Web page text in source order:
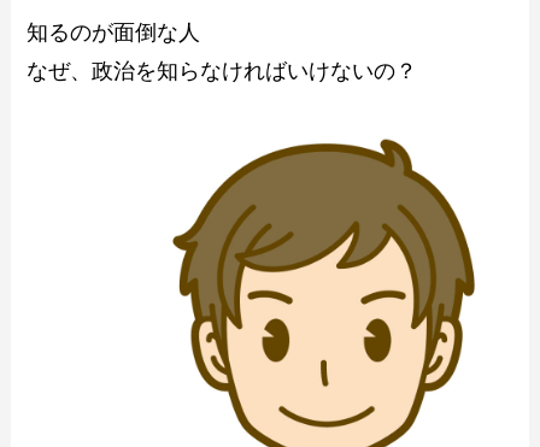
知るのが面倒な人
なぜ、政治を知らなければいけないの？